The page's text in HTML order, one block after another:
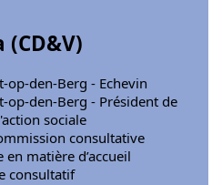
(CD&V)
op-den-Berg - Echevin
op-den-Berg - Président de
sociale
consultative
matière d’accueil
consultatif